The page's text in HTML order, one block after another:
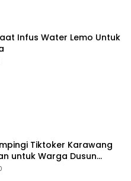
Infus Water Lemo Untuk
Tiktoker Karawang
untuk Warga Dusun